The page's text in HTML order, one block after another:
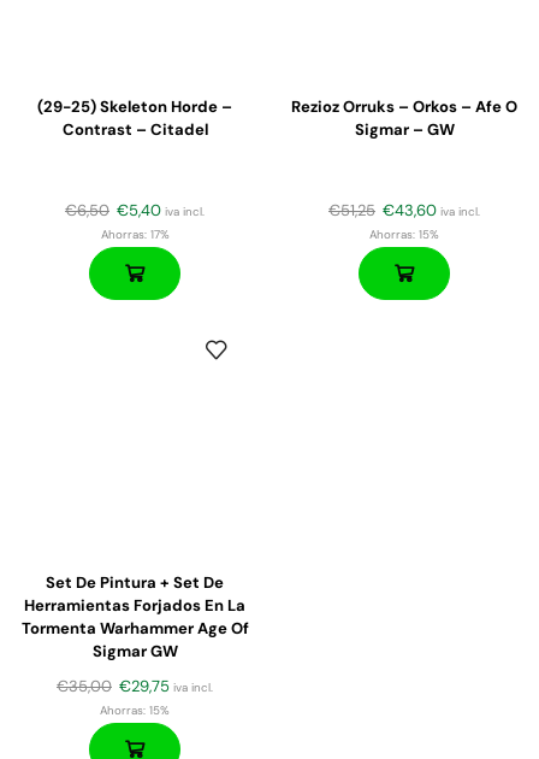
(29-25) Skeleton Horde –
Contrast – Citadel
€6,50 €5,40 iva incl.
Ahorras:17%
Rezioz Orruks – Orkos – Afe O
Sigmar – GW
€51,25 €43,60 iva incl.
Ahorras: 15%
Set De Pintura + Set De
Herramientas Forjados En La
Tormenta Warhammer Age Of
Sigmar GW
€35,00 €29,75 iva incl.
Ahorras: 15%